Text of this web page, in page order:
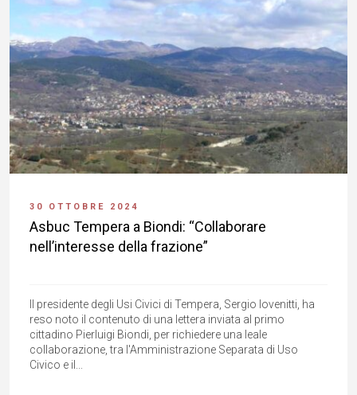
30 OTTOBRE 2024
Asbuc Tempera a Biondi: “Collaborare
nell’interesse della frazione”
Il presidente degli Usi Civici di Tempera, Sergio Iovenitti, ha
reso noto il contenuto di una lettera inviata al primo
cittadino Pierluigi Biondi, per richiedere una leale
collaborazione, tra l'Amministrazione Separata di Uso
Civico e il...